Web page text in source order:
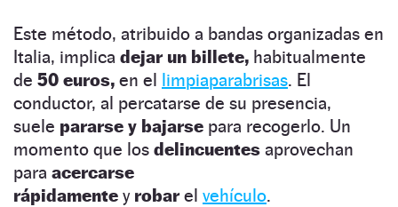
Este método, atribuido a bandas organizadas en
Italia, implica dejar un billete, habitualmente
de 50 euros, en el limpiaparabrisas. El
conductor, al percatarse de su presencia,
suele pararse y bajarse para recogerlo. Un
momento que los delincuentes aprovechan
para acercarse
rápidamente y robarel vehículo.